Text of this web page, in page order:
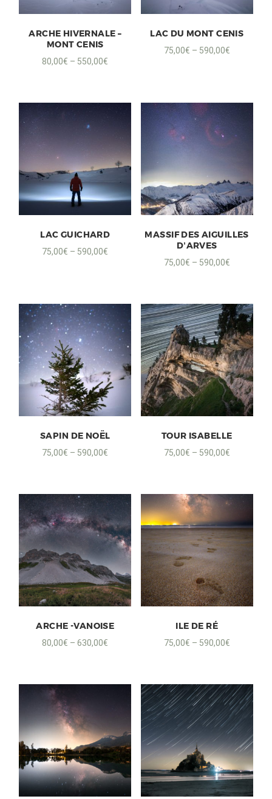
ARCHE HIVERNALE –
MONT CENIS
80,00€ – 550,00€
LAC DU MONT CENIS
75,00€ – 590,00€
LAC GUICHARD
75,00€ – 590,00€
MASSIF DES AIGUILLES
D’ARVES
75,00€ – 590,00€
SAPIN DE NOËL
75,00€ – 590,00€
TOUR ISABELLE
75,00€ – 590,00€
ARCHE -VANOISE
80,00€ –630,00€
ILE DE RÉ
75,00€ – 590,00€